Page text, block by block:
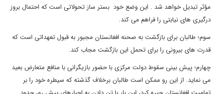
مؤثر تبدیل خواهد شد . این وضع خود بستر ساز تحولاتی است که احتمال بروز
درگیری های نیابتی را فراهم می کند.
سوم؛ طالبان برای بازگشت به صحنه افغانستان مجبور به قبول تعهداتی است که
قدرت های بیرونی را برای تحمل این بازگشت مجاب کند.
چهارم؛ پیش بینی سقوط دولت مرکزی با حضور بازیگرانی با منافع متعارض بعید
می نماید. از این رو ممکن است طالبان برخلاف گذشته که سیطره خود را بر